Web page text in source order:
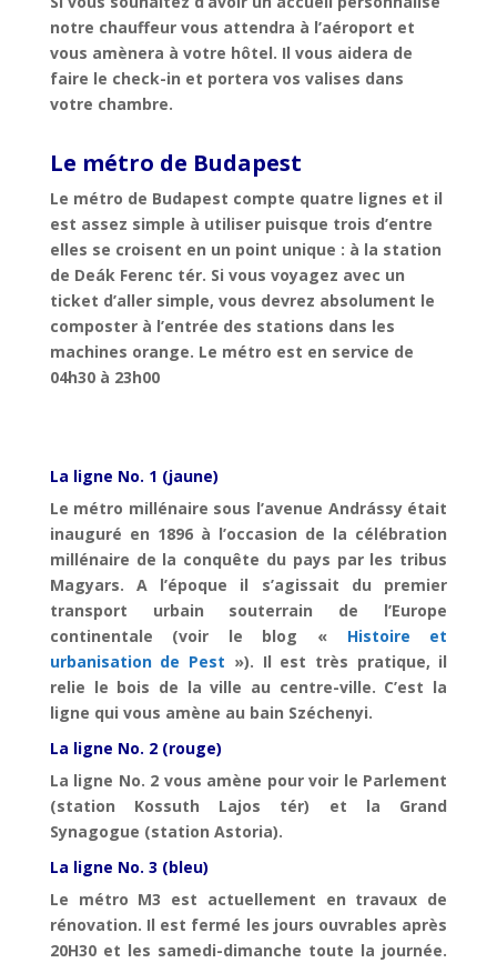
notre chauffeur vous attendra à l’aéroport et
vous amènera à votre hôtel. Il vous aidera de
faire le check-in et portera vos valises dans
votre chambre.
Le métro de Budapest
Le métro de Budapest compte quatre lignes et il
est assez simple à utiliser puisque trois d’entre
elles se croisent en un point unique : à la station
de Deák Ferenc tér. Si vous voyagez avec un
ticket d’aller simple, vous devrez absolument le
composter à l’entrée des stations dans les
machines orange. Le métro est en service de
04h30 à 23h00
La ligne No. 1 (jaune)
Le métro millénaire sous l’avenue Andrássy était
inauguré en 1896 à l’occasion de la célébration
millénaire de la conquête du pays par les tribus
Magyars. A l’époque il s’agissait du premier
transport urbain souterrain de l’Europe
continentale (voir le blog « Histoire et
urbanisation de Pest »). Il est très pratique, il
relie le bois de la ville au centre-ville. C’est la
ligne qui vous amène au bain Széchenyi.
La ligne No. 2 (rouge)
La ligne No. 2 vous amène pour voir le Parlement
(station Kossuth Lajos tér) et la Grand
Synagogue (station Astoria).
La ligne No. 3 (bleu)
Le métro M3 est actuellement en travaux de
rénovation. Il est fermé les jours ouvrables après
20H30 et les samedi-dimanche toute la journée.